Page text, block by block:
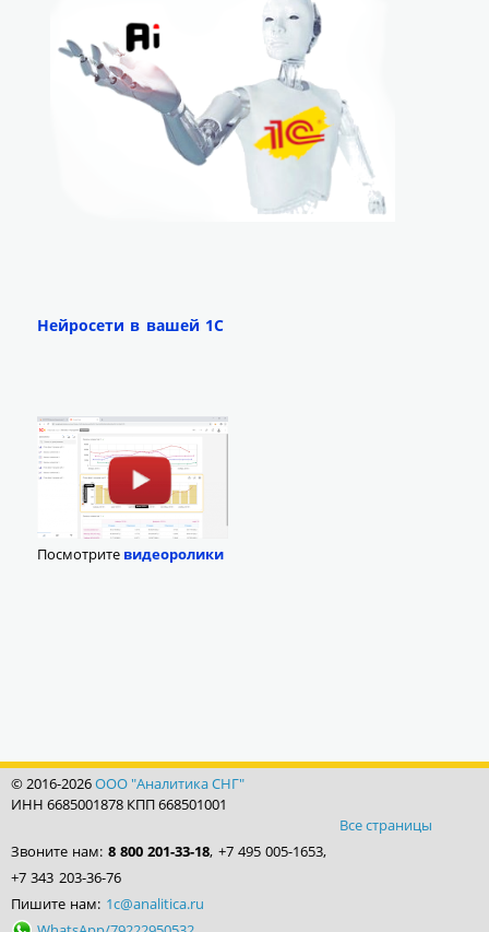
Нейросети в вашей 1С
Посмотрите видеоролики
© 2016-2026ООО "Аналитика СНГ"
ИНН 6685001878 КПП 668501001
Все страницы
Звоните нам: 8 800 201-33-18, +7 495 005-1653,
+7 343 203-36-76
Пишите нам: 1c@analitica.ru